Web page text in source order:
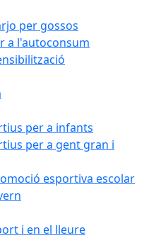
per gossos
a l'autoconsum
per a infants
per a gent gran i
esportiva escolar
i en el lleure